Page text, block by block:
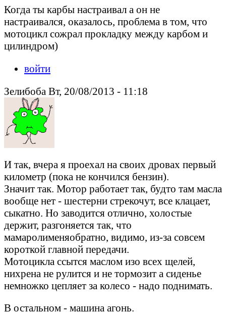
Когда ты карбы настраивал а он не
настраивался, оказалось, проблема в том, что
мотоцикл сожрал прокладку между карбом и
цилиндром)
войти
Зелибоба Вт, 20/08/2013 - 11:18
И так, вчера я проехал на своих дровах первый
километр (пока не кончился бензин).
Значит так. Мотор работает так, будто там масла
вообще нет - шестерни стрекочут, все клацает,
сыкатно. Но заводится отлично, холостые
держит, разгоняется так, что
мамаролименяобратно, видимо, из-за совсем
короткой главной передачи.
Мотоцикла ссытся маслом изо всех щелей,
нихрена не рулится и не тормозит а сиденье
немножко цепляет за колесо - надо поднимать.
В остальном - машина агонь.